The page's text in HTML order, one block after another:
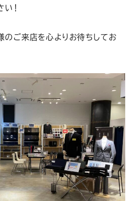
！
のご来店を心よりお待ちしてお